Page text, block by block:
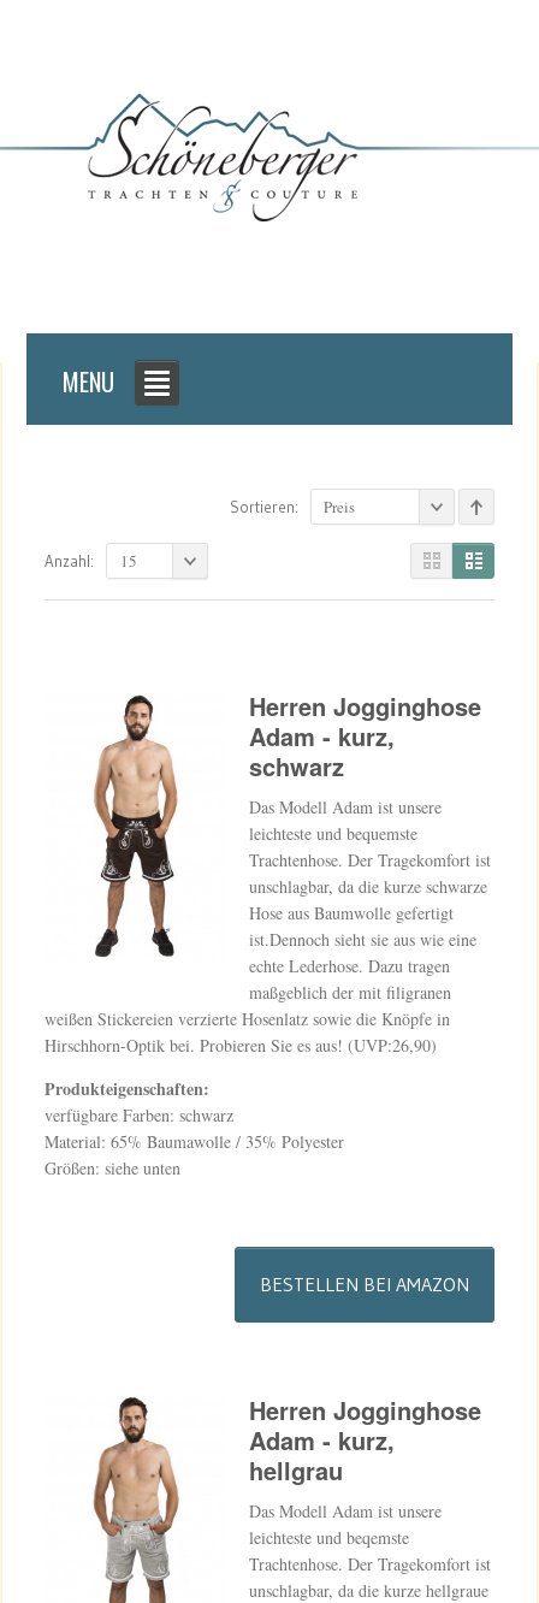
MENU
Sortieren: Preis
Anzahl: 15
Herren Jogginghose
Adam - kurz,
schwarz
Das Modell Adam ist unsere
leichteste und bequemste
Trachtenhose. Der Tragekomfort ist
unschlagbar, da die kurze schwarze
Hose aus Baumwolle gefertigt
ist.Dennoch sieht sie aus wie eine
echte Lederhose. Dazu tragen
maßgeblich der mit filigranen
weißen Stickereien verzierte Hosenlatz sowie die Knöpfe in
Hirschhorn-Optik bei. Probieren Sie es aus! (UVP:26,90)
Produkteigenschaften:
verfügbare Farben: schwarz
Material: 65% Baumawolle / 35% Polyester
Größen: siehe unten
BESTELLEN BEI AMAZON
Herren Jogginghose
Adam - kurz,
hellgrau
Das Modell Adam ist unsere
leichteste und beqemste
Trachtenhose. Der Tragekomfort ist
unschlagbar, da die kurze hellgraue